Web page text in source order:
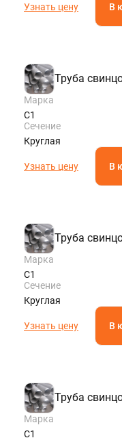
Узнать цену В
Труба
Марка
С1
Сечение
Круглая
Узнать цену В
Труба
Марка
С1
Сечение
Круглая
Узнать цену В
Труба
Марка
С1